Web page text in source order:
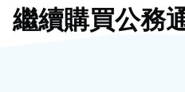
繼續購買公務